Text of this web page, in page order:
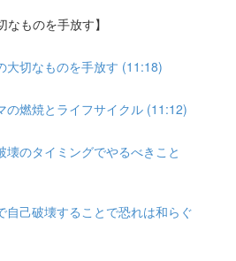
ものを手放す】
切なものを手放す (11:18)
燃焼とライフサイクル (11:12)
のタイミングでやるべきこと
己破壊することで恐れは和らぐ